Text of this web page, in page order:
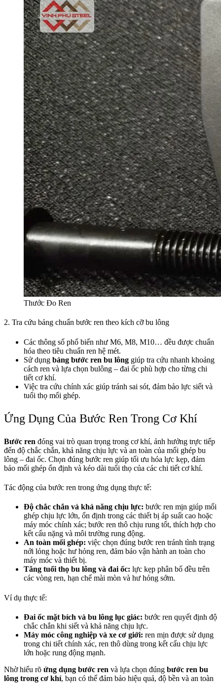
Thước Đo Ren
2. Tra cứu bảng chuẩn bước ren theo kích cỡ bu lông
Các thông số phổ biến như M6, M8, M10… đều được chuẩn
hóa theo tiêu chuẩn ren hệ mét.
Sử dụng bảng bước ren bu lông giúp tra cứu nhanh khoảng
cách ren và lựa chọn bulông – đai ốc phù hợp cho từng chi
tiết cơ khí.
Việc tra cứu chính xác giúp tránh sai sót, đảm bảo lực siết và
tuổi thọ mối ghép.
Ứng Dụng Của Bước Ren Trong Cơ Khí
Bước ren đóng vai trò quan trọng trong cơ khí, ảnh hưởng trực tiếp
đến độ chắc chắn, khả năng chịu lực và an toàn của mối ghép bu
lông – đai ốc. Chọn đúng bước ren giúp tối ưu hóa lực kẹp, đảm
bảo mối ghép ổn định và kéo dài tuổi thọ của các chi tiết cơ khí.
Tác động của bước ren trong ứng dụng thực tế:
Độ chắc chắn và khả năng chịu lực: bước ren mịn giúp mối
ghép chịu lực lớn, ổn định trong các thiết bị áp suất cao hoặc
máy móc chính xác; bước ren thô chịu rung tốt, thích hợp cho
kết cấu nặng và môi trường rung động.
An toàn mối ghép: việc chọn đúng bước ren tránh tình trạng
nới lỏng hoặc hư hỏng ren, đảm bảo vận hành an toàn cho
máy móc và thiết bị.
Tăng tuổi thọ bu lông và đai ốc: lực kẹp phân bố đều trên
các vòng ren, hạn chế mài mòn và hư hỏng sớm.
Ví dụ thực tế:
Đai ốc mặt bích và bu lông lục giác: bước ren quyết định độ
chắc chắn khi siết và khả năng chịu lực.
Máy móc công nghiệp và xe cơ giới: ren mịn được sử dụng
trong chi tiết chính xác, ren thô dùng trong kết cấu chịu lực
lớn hoặc rung động mạnh.
Nhờ hiểu rõ ứng dụng bước ren và lựa chọn đúng bước ren bu
lông trong cơ khí, bạn có thể đảm bảo hiệu quả, độ bền và an toàn